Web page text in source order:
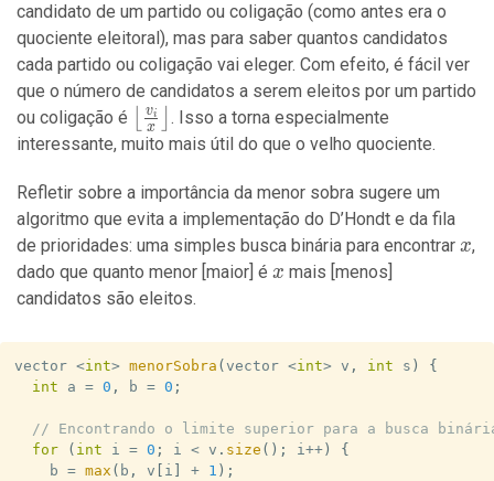
candidato de um partido ou coligação (como antes era o
quociente eleitoral), mas para saber quantos candidatos
cada partido ou coligação vai eleger. Com efeito, é fácil ver
que o número de candidatos a serem eleitos por um partido
ou coligação é
\left\lfloor\frac{v_i}
{x}\right\rfloor
x
vi
. Isso a torna especialmente
interessante, muito mais útil do que o velho quociente.
Refletir sobre a importância da menor sobra sugere um
algoritmo que evita a implementação do D’Hondt e da fila
de prioridades: uma simples busca binária para encontrar x
x,
dado que quanto menor [maior] é x
x mais [menos]
candidatos são eleitos.
vector <int> menorSobra ( vector <int> v , int s )
{
int a = 0 , b = 0 ;
// Encontrando o limite superior para a busca
for
( int i = 0 ; i < v . size ( ) ; i++)
{
    b
= max ( b , v i + 1 ) ;